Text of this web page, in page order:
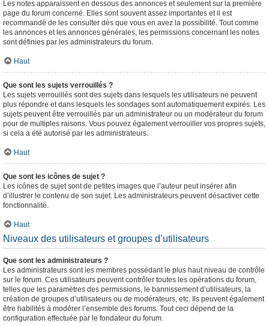
Les notes apparaissent en dessous des annonces et seulement sur la première
page du forum concerné. Elles sont souvent assez importantes et il est
recommandé de les consulter dès que vous en avez la possibilité. Tout comme
les annonces et les annonces générales, les permissions concernant les notes
sont définies par les administrateurs du forum.
Haut
Que sont les sujets verrouillés ?
Les sujets verrouillés sont des sujets dans lesquels les utilisateurs ne peuvent
plus répondre et dans lesquels les sondages sont automatiquement expirés. Les
sujets peuvent être verrouillés par un administrateur ou un modérateur du forum
pour de multiples raisons. Vous pouvez également verrouiller vos propres sujets,
si cela a été autorisé par les administrateurs.
Haut
Que sont les icônes de sujet ?
Les icônes de sujet sont de petites images que l’auteur peut insérer afin
d’illustrer le contenu de son sujet. Les administrateurs peuvent désactiver cette
fonctionnalité.
Haut
Niveaux des utilisateurs et groupes d’utilisateurs
Que sont les administrateurs ?
Les administrateurs sont les membres possédant le plus haut niveau de contrôle
sur le forum. Ces utilisateurs peuvent contrôler toutes les opérations du forum,
telles que les paramètres des permissions, le bannissement d’utilisateurs, la
création de groupes d’utilisateurs ou de modérateurs, etc. Ils peuvent également
être habilités à modérer l’ensemble des forums. Tout ceci dépend de la
configuration effectuée par le fondateur du forum.